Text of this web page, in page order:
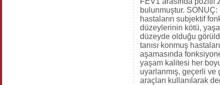
bulunmuştur. SONUÇ:
hastaların subjektif
düzeylerinin kötü,
düzeyde olduğu
tanısı konmuş
aşamasında
yaşam kalitesi her
uyarlanmış, geçerli
araçları kullanılarak